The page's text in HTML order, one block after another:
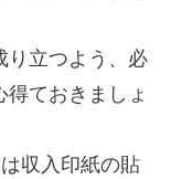
り立つよう、必
ておきましょ
収入印紙の貼